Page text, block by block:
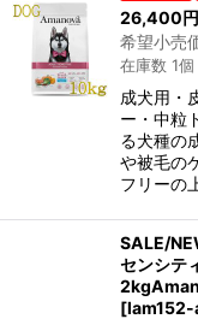
26,400円
希望小売
在庫数 1個
成犬用・
ー・中粒
る犬種の
や被毛の
フリーの
SALE/
センシテ
[